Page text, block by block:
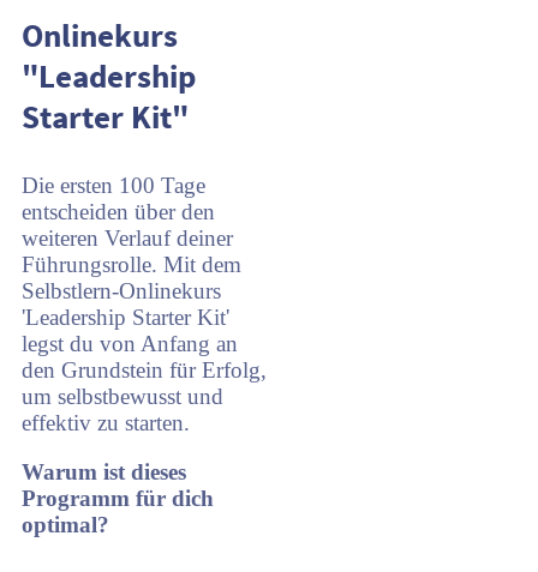
Onlinekurs
"Leadership
Starter Kit"
Die ersten 100 Tage
entscheiden über den
weiteren Verlauf deiner
Führungsrolle. Mit dem
Selbstlern-Onlinekurs
'Leadership Starter Kit'
legst du von Anfang an
den Grundstein für Erfolg,
um selbstbewusst und
effektiv zu starten.
Warum ist dieses
Programm für dich
optimal?